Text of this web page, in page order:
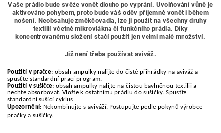
Vaše prádlo bude svěže vonět dlouho po vyprání. Uvolňování vůně je
aktivováno pohybem, proto bude váš oděv příjemně vonět i během
nošení. Neobsahuje změkčovadla, lze ji použít na všechny druhy
textilií včetně mikrovlákna či funkčního prádla. Díky
koncentrovanému složení stačí použít jen velmi malé množství.
Již není třeba používat aviváž.
Použití v pračce: obsah ampulky nalijte do čisté přihrádky na aviváž a
spusťte standardní prací program.
Použití v sušičce: obsah ampulky nalijte na čistou bavlněnou textilii a
nechte absorbovat. Vložte k ostatnímu prádlu do sušičky. Spusťte
standardní sušící cyklus.
Upozornění: Nekombinujte s aviváží. Postupujte podle pokynů výrobce
pračky a sušičky.